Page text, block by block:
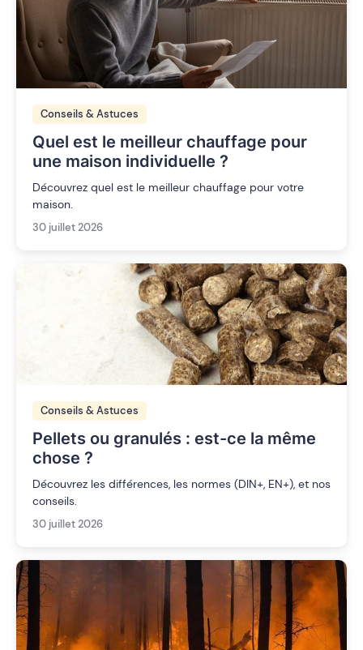
Conseils & Astuces
Quel est le meilleur chauffage pour
une maison individuelle ?
Découvrez quel est le meilleur chauffage pour votre
maison.
30 juillet 2026
Conseils & Astuces
Pellets ou granulés : est-ce la même
chose ?
Découvrez les différences, les normes (DIN+, EN+), et nos
conseils.
30 juillet 2026